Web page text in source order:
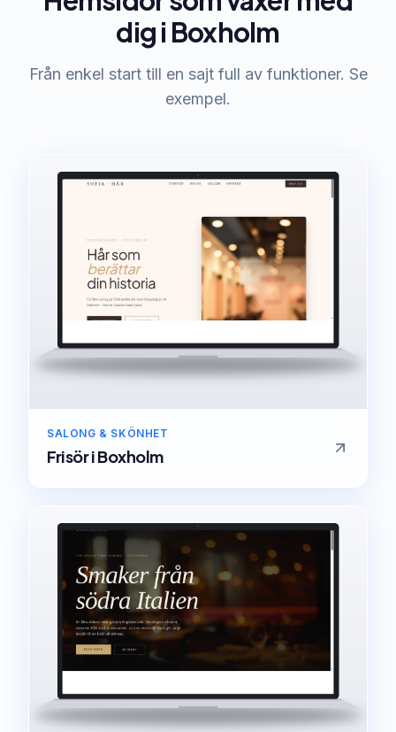
dig i Boxholm
Från enkel start till en sajt full av funktioner. Se
exempel.
SALONG & SKÖNHET
FrisöriBoxholm